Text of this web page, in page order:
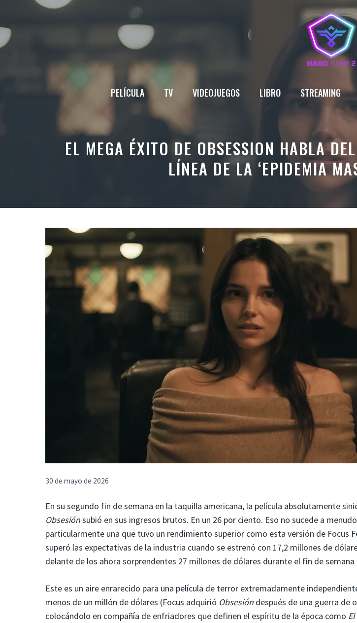
contenido
PELÍCULA TV VIDEOJUEGOS LIBRO STREAMING
EL MEGA ÉXITO DE OBSESSION HABLA
LÍNEA DE LA ‘EPIDEMIA
30 de mayo de 2026
En su segundo fin de semana en la taquilla americana, la película absolutamente
Obsesiónsubió en sus ingresos brutos. En un 26 por ciento. Eso no sucede a
particularmente una que tuvo un rendimiento superior como esta versión de Focus
superó las expectativas de la industria cuando se estrenó con 17,2 millones de
delante de los ahora sorprendentes 27 millones de dólares durante el fin de semana
Este es un aire enrarecido para una película de terror extremadamente
menos de un millón de dólares (Focus adquirió Obsesión después de una guerra de
colocándolo en compañía de enfriadores que definen el espíritu de la época como